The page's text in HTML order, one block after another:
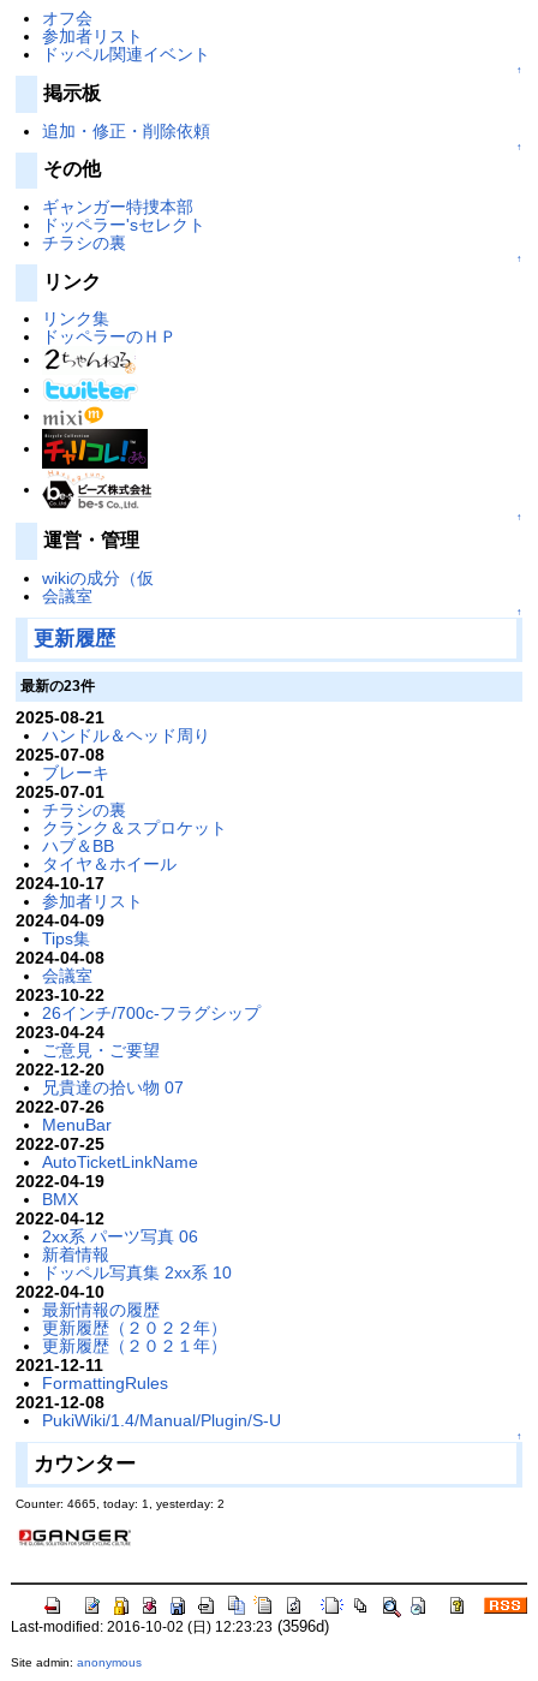
オフ会
参加者リスト
ドッペル関連イベント
↑
掲示板
追加・修正・削除依頼
↑
その他
ギャンガー特捜本部
ドッペラー'sセレクト
チラシの裏
↑
リンク
リンク集
ドッペラーのＨＰ
↑
運営・管理
wikiの成分（仮
会議室
↑
更新履歴
最新の23件
2025-08-21
ハンドル＆ヘッド周り
2025-07-08
ブレーキ
2025-07-01
チラシの裏
クランク＆スプロケット
ハブ＆BB
タイヤ＆ホイール
2024-10-17
参加者リスト
2024-04-09
Tips集
2024-04-08
会議室
2023-10-22
26インチ/700c-フラグシップ
2023-04-24
ご意見・ご要望
2022-12-20
兄貴達の拾い物 07
2022-07-26
MenuBar
2022-07-25
AutoTicketLinkName
2022-04-19
BMX
2022-04-12
2xx系 パーツ写真 06
新着情報
ドッペル写真集 2xx系 10
2022-04-10
最新情報の履歴
更新履歴（２０２２年）
更新履歴（２０２１年）
2021-12-11
FormattingRules
2021-12-08
PukiWiki/1.4/Manual/Plugin/S-U
↑
カウンター
Counter: 4665, today: 1, yesterday: 2
Last-modified: 2016-10-02 (日) 12:23:23(3596d)
Site admin: anonymous